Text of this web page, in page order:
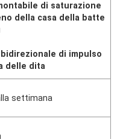
di saturazione
della casa della batte
di impulso
delle dita
settimana